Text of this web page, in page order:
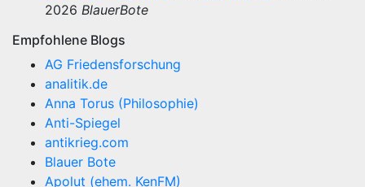
2026 BlauerBote
Empfohlene Blogs
AG Friedensforschung
analitik.de
Anna Torus (Philosophie)
Anti-Spiegel
antikrieg.com
Blauer Bote
Apolut (ehem. KenFM)